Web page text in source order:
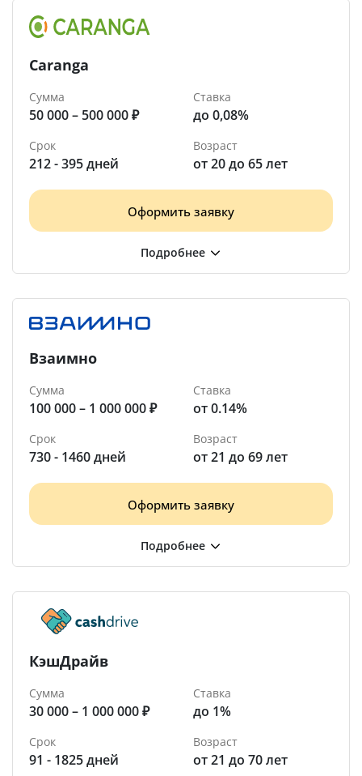
Caranga
Сумма
50 000 – 500 000 ₽
Ставка
до 0,08%
Срок
212 - 395 дней
Возраст
от 20 до 65 лет
Оформить заявку
Взаимно
Сумма
100 000 – 1 000 000 ₽
Ставка
от 0.14%
Срок
730 - 1460 дней
Возраст
от 21 до 69 лет
Оформить заявку
КэшДрайв
Сумма
30 000 – 1 000 000 ₽
Ставка
до 1%
Срок
91 - 1825 дней
Возраст
от 21 до 70 лет